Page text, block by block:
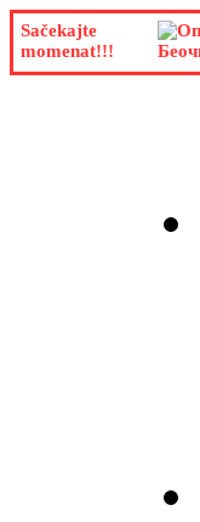
Sačekajte
momenat!!!